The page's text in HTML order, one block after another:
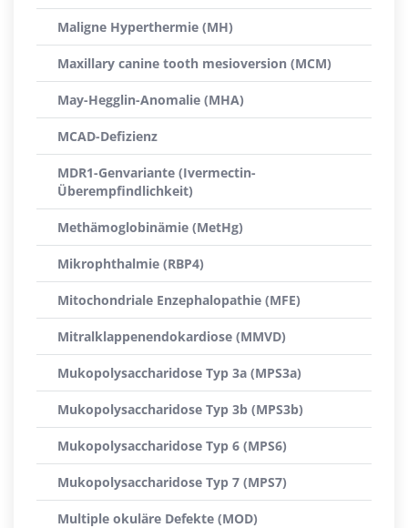
Maligne Hyperthermie (MH)
Maxillary canine tooth mesioversion (MCM)
May-Hegglin-Anomalie (MHA)
MCAD-Defizienz
MDR1-Genvariante (Ivermectin-
Überempfindlichkeit)
Methämoglobinämie (MetHg)
Mikrophthalmie (RBP4)
Mitochondriale Enzephalopathie (MFE)
Mitralklappenendokardiose (MMVD)
Mukopolysaccharidose Typ 3a (MPS3a)
Mukopolysaccharidose Typ 3b (MPS3b)
Mukopolysaccharidose Typ 6 (MPS6)
Mukopolysaccharidose Typ 7 (MPS7)
Multiple okuläre Defekte (MOD)